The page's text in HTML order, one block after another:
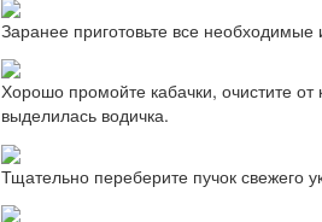
Заранее приготовьте все необходимые
Хорошо промойте кабачки, очистите
выделилась водичка.
Тщательно переберите пучок свежего